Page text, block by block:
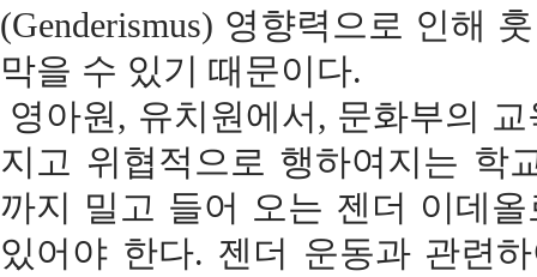
(Genderismus) 영향력으로 인해
막을 수 있기 때문이다.
영아원, 유치원에서, 문화부의
지고 위협적으로 행하여지는 학
까지 밀고 들어 오는 젠더 이데
있어야 한다. 젠더 운동과 관련